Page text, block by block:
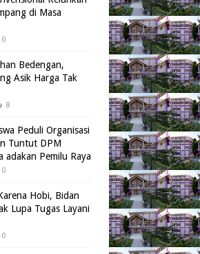
di Masa
0
Bedengan,
Asik Harga Tak
8
Peduli Organisasi
Tuntut DPM
adakan Pemilu Raya
0
Hobi, Bidan
Lupa Tugas Layani
0